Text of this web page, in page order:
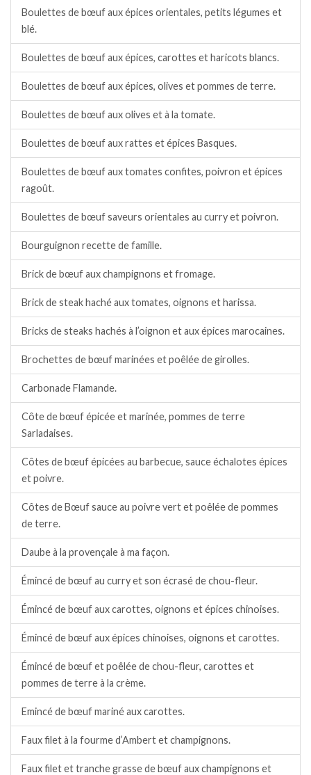
Boulettes de bœuf aux épices orientales, petits légumes et
blé.
Boulettes de bœuf aux épices, carottes et haricots blancs.
Boulettes de bœuf aux épices, olives et pommes de terre.
Boulettes de bœuf aux olives et à la tomate.
Boulettes de bœuf aux rattes et épices Basques.
Boulettes de bœuf aux tomates confites, poivron et épices
ragoût.
Boulettes de bœuf saveurs orientales au curry et poivron.
Bourguignon recette de famille.
Brick de bœuf aux champignons et fromage.
Brick de steak haché aux tomates, oignons et harissa.
Bricks de steaks hachés à l’oignon et aux épices marocaines.
Brochettes de bœuf marinées et poêlée de girolles.
Carbonade Flamande.
Côte de bœuf épicée et marinée, pommes de terre
Sarladaises.
Côtes de bœuf épicées au barbecue, sauce échalotes épices
et poivre.
Côtes de Bœuf sauce au poivre vert et poêlée de pommes
de terre.
Daube à la provençale à ma façon.
Émincé de bœuf au curry et son écrasé de chou-fleur.
Émincé de bœuf aux carottes, oignons et épices chinoises.
Émincé de bœuf aux épices chinoises, oignons et carottes.
Émincé de bœuf et poêlée de chou-fleur, carottes et
pommes de terre à la crème.
Emincé de bœuf mariné aux carottes.
Faux filet à la fourme d’Ambert et champignons.
Faux filet et tranche grasse de bœuf aux champignons et